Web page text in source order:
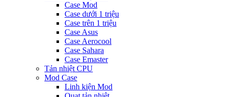
Case Mod
Case dưới 1 triệu
Case trên 1 triệu
Case Asus
Case Aerocool
Case Sahara
Case Emaster
Tản nhiệt CPU
Mod Case
Linh kiện Mod